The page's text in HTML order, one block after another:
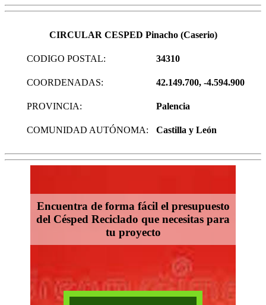
CIRCULAR CESPED Pinacho (Caserio)
CODIGO POSTAL: 34310
COORDENADAS: 42.149.700, -4.594.900
PROVINCIA: Palencia
COMUNIDAD AUTÓNOMA: Castilla y León
Encuentra de forma fácil el presupuesto
del Césped Reciclado que necesitas para
tu proyecto